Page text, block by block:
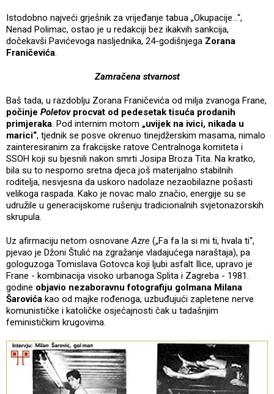
Istodobno najveći grješnik za vrijeđanje tabua „Okupacije...“,
Nenad Polimac, ostao je u redakciji bez ikakvih sankcija,
dočekavši Pavićevoga nasljednika, 24-godišnjega Zorana
Franičevića.
Zamračena stvarnost
Baš tada, u razdoblju Zorana Franičevića od milja zvanoga Frane,
počinje Poletov procvat od pedesetak tisuća prodanih
primjeraka. Pod internim motom „uvijek na ivici, nikada u
marici“, tjednik se posve okrenuo tinejdžerskim masama, nimalo
zainteresiranim za frakcijske ratove Centralnoga komiteta i
SSOH koji su bjesnili nakon smrti Josipa Broza Tita. Na kratko,
bila su to nesporno sretna djeca još materijalno stabilnih
roditelja, nesvjesna da uskoro nadolaze nezaobilazne pošasti
velikoga raspada. Kako je novac malo značio, energije su se
udružile u generacijskome rušenju tradicionalnih svjetonazorskih
skrupula.
Uz afirmaciju netom osnovaneAzre („Fa fa la si mi ti, hvala ti“,
pjevao je Džoni Štulić na zgražanje vladajućega naraštaja), pa
gologuzoga Tomislava Gotovca koji ljubi asfalt Ilice, upravo je
Frane - kombinacija visoko urbanoga Splita i Zagreba - 1981.
godine objavio nezaboravnu fotografiju golmana Milana
Šarovića kao od majke rođenoga, uzbuđujući zapletene nerve
komunističke i katoličke osjećajnosti čak u tadašnjim
feminističkim krugovima.